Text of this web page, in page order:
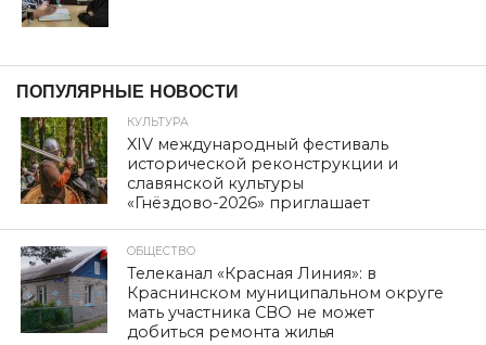
ПОПУЛЯРНЫЕ НОВОСТИ
КУЛЬТУРА
XIV международный фестиваль
исторической реконструкции и
славянской культуры
«Гнёздово-2026» приглашает
ОБЩЕСТВО
Телеканал «Красная Линия»: в
Краснинском муниципальном округе
мать участника СВО не может
добиться ремонта жилья